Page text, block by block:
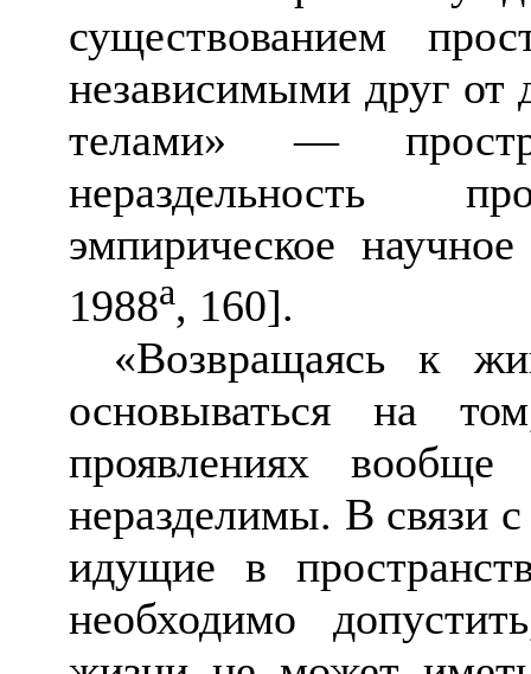
существованием
независимыми друг от
телами» —
нераздельность
эмпирическое
1988а, 160].
«Возвращаясь к
основываться на
проявлениях
неразделимы. В связи
идущие в
необходимо